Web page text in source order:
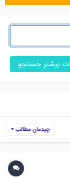
بیشتر جستجو
چیدمان مطالب